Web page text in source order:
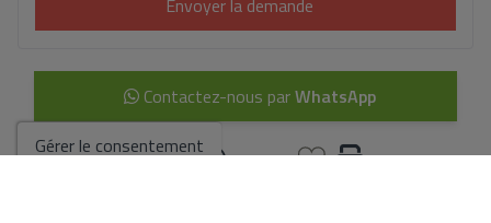
Contactez-nous parWhatsApp
Gérer le consentement